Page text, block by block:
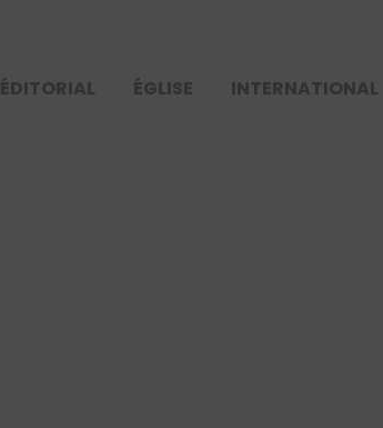
ÉDITORIAL ÉGLISE INTERNATIONAL